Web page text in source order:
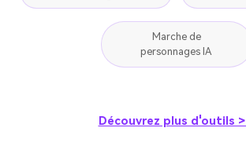
Marche de
personnages IA
Découvrez plus d'outils